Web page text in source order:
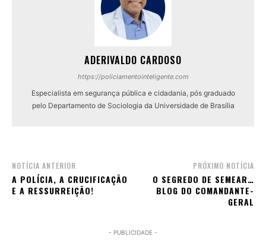
ADERIVALDO CARDOSO
https://policiamentointeligente.com
Especialista em segurança pública e cidadania, pós graduado
pelo Departamento de Sociologia da Universidade de Brasília
NOTÍCIA ANTERIOR
A POLÍCIA, A CRUCIFICAÇÃO
E A RESSURREIÇÃO!
PRÓXIMO NOTÍCIA
O SEGREDO DE SEMEAR…
BLOG DO COMANDANTE-
GERAL
- PUBLICIDADE -